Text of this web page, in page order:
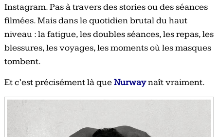
Instagram. Pas à travers des stories ou des séances
filmées. Mais dans le quotidien brutal du haut
niveau : la fatigue, les doubles séances, les repas, les
blessures, les voyages, les moments où les masques
tombent.
Et c’est précisément là queNurwaynaît vraiment.